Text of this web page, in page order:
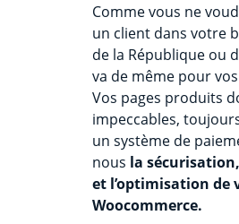
Comme vous ne
un client dans votre
de la République ou
va de même pour
Vos pages produits
impeccables,
un système de
nous la
et l’optimisation de
Woocommerce.